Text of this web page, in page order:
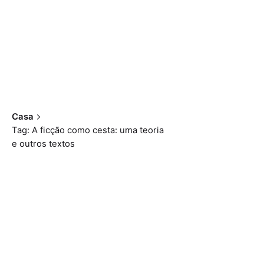
Casa
Tag: A ficção como cesta: uma teoria
e outros textos